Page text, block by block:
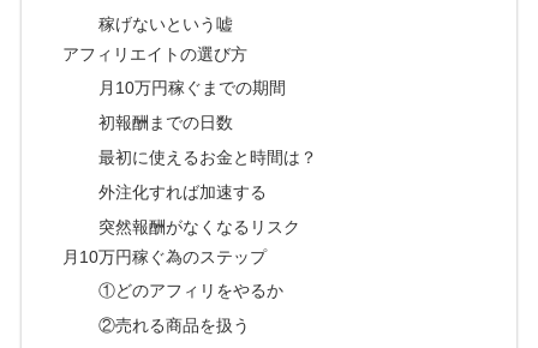
稼げないという嘘
アフィリエイトの選び方
月10万円稼ぐまでの期間
初報酬までの日数
最初に使えるお金と時間は？
外注化すれば加速する
突然報酬がなくなるリスク
月10万円稼ぐ為のステップ
①どのアフィリをやるか
②売れる商品を扱う